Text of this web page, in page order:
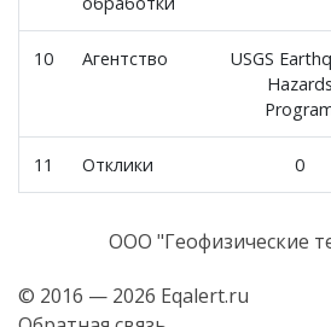
10 Агентство
USGS
Hazards
11 Отклики 0
© 2016 — 2026 Eqalert.ru
ООО "Геофизические